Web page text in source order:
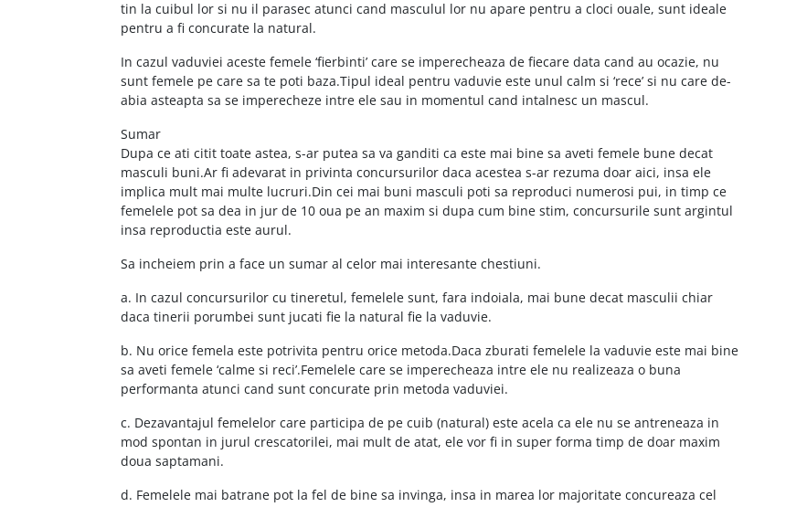
tin la cuibul lor si nu il parasec atunci cand masculul lor nu apare pentru a cloci ouale, sunt ideale
pentru a fi concurate la natural.
In cazul vaduviei aceste femele ‘fierbinti’ care se imperecheaza de fiecare data cand au ocazie, nu
sunt femele pe care sa te poti baza.Tipul ideal pentru vaduvie este unul calm si ‘rece’ si nu care de-
abia asteapta sa se imperecheze intre ele sau in momentul cand intalnesc un mascul.
Sumar
Dupa ce ati citit toate astea, s-ar putea sa va ganditi ca este mai bine sa aveti femele bune decat
masculi buni.Ar fi adevarat in privinta concursurilor daca acestea s-ar rezuma doar aici, insa ele
implica mult mai multe lucruri.Din cei mai buni masculi poti sa reproduci numerosi pui, in timp ce
femelele pot sa dea in jur de 10 oua pe an maxim si dupa cum bine stim, concursurile sunt argintul
insa reproductia este aurul.
Sa incheiem prin a face un sumar al celor mai interesante chestiuni.
a. In cazul concursurilor cu tineretul, femelele sunt, fara indoiala, mai bune decat masculii chiar
daca tinerii porumbei sunt jucati fie la natural fie la vaduvie.
b. Nu orice femela este potrivita pentru orice metoda.Daca zburati femelele la vaduvie este mai bine
sa aveti femele ‘calme si reci’.Femelele care se imperecheaza intre ele nu realizeaza o buna
performanta atunci cand sunt concurate prin metoda vaduviei.
c. Dezavantajul femelelor care participa de pe cuib (natural) este acela ca ele nu se antreneaza in
mod spontan in jurul crescatorilei, mai mult de atat, ele vor fi in super forma timp de doar maxim
doua saptamani.
d. Femelele mai batrane pot la fel de bine sa invinga, insa in marea lor majoritate concureaza cel